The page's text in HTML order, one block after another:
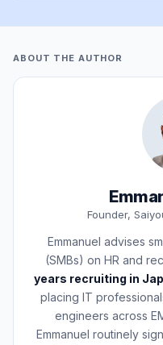
ABOUT THE AUTHOR
Founder,
Emmanuel advises
(SMBs) on HR and
years recruiting in
placing IT
engineers across
Emmanuel routinely